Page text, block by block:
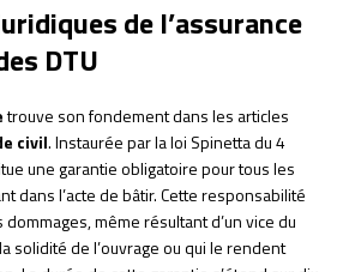
de l’assurance
DTU
trouve son fondement dans les articles
civil. Instaurée par la loi Spinetta du 4
une garantie obligatoire pour tous les
dans l’acte de bâtir. Cette responsabilité
même résultant d’un vice du
solidité de l’ouvrage ou qui le rendent